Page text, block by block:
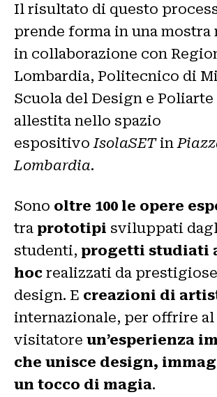
Il risultato di questo
prende forma in una mostra
in collaborazione con
Lombardia, Politecnico di
Scuola del Design e
allestita nello spazio
espositivoIsolaSETin
Lombardia.
Sono oltre 100 le opere
tra prototipi sviluppati
studenti, progetti studiati
hoc realizzati da
design. E creazioni di
internazionale, per offrire al
visitatore un’esperienza
che unisce design,
un tocco di magia.